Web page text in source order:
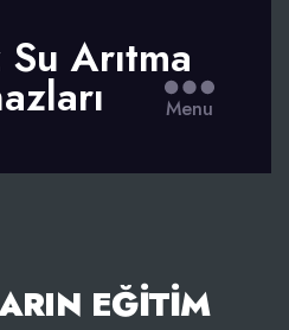
Arıtma
Menu
EĞITIM